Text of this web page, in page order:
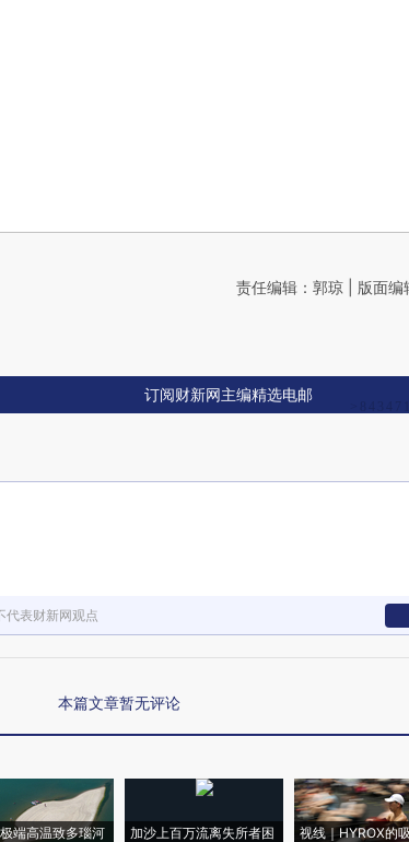
责任编辑：郭琼 | 版面编
订阅财新网主编精选电邮
代表财新网观点
本篇文章暂无评论
端高温致多瑙河
加沙上百万流离失所者困
视线｜HYROX的